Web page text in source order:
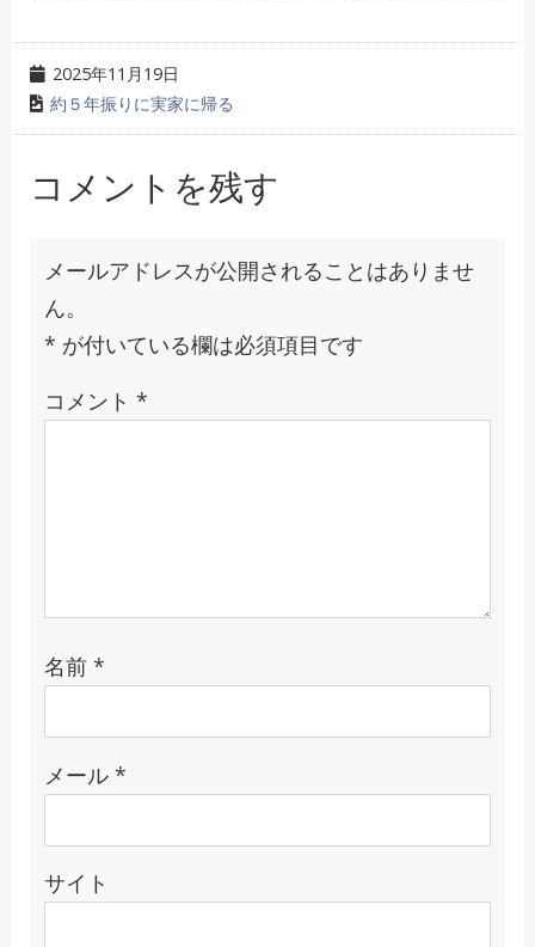
2025年11月19日
約５年振りに実家に帰る
コメントを残す
メールアドレスが公開されることはありませ
ん。
* が付いている欄は必須項目です
コメント *
名前 *
メール *
サイト